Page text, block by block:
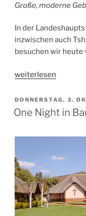
Große, moderne
In der
inzwischen auch
besuchen wir
„Pretoria
Tshwane“
weiterlesen
VERÖFFENTLICHT
AM
DONNERSTAG, 3.
One Night in